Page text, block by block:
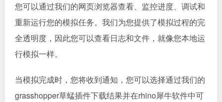
您可以通过我们的网页浏览器查看、监控进度、调试和
重新运行您的模拟任务。我们为您提供了模拟过程的完
全透明度，因此您可以查看日志和文件，就像您本地运
行模拟一样。
当模拟完成时，您将收到通知，您可以选择通过我们的
grasshopper草蜢插件下载结果并在rhino犀牛软件中可